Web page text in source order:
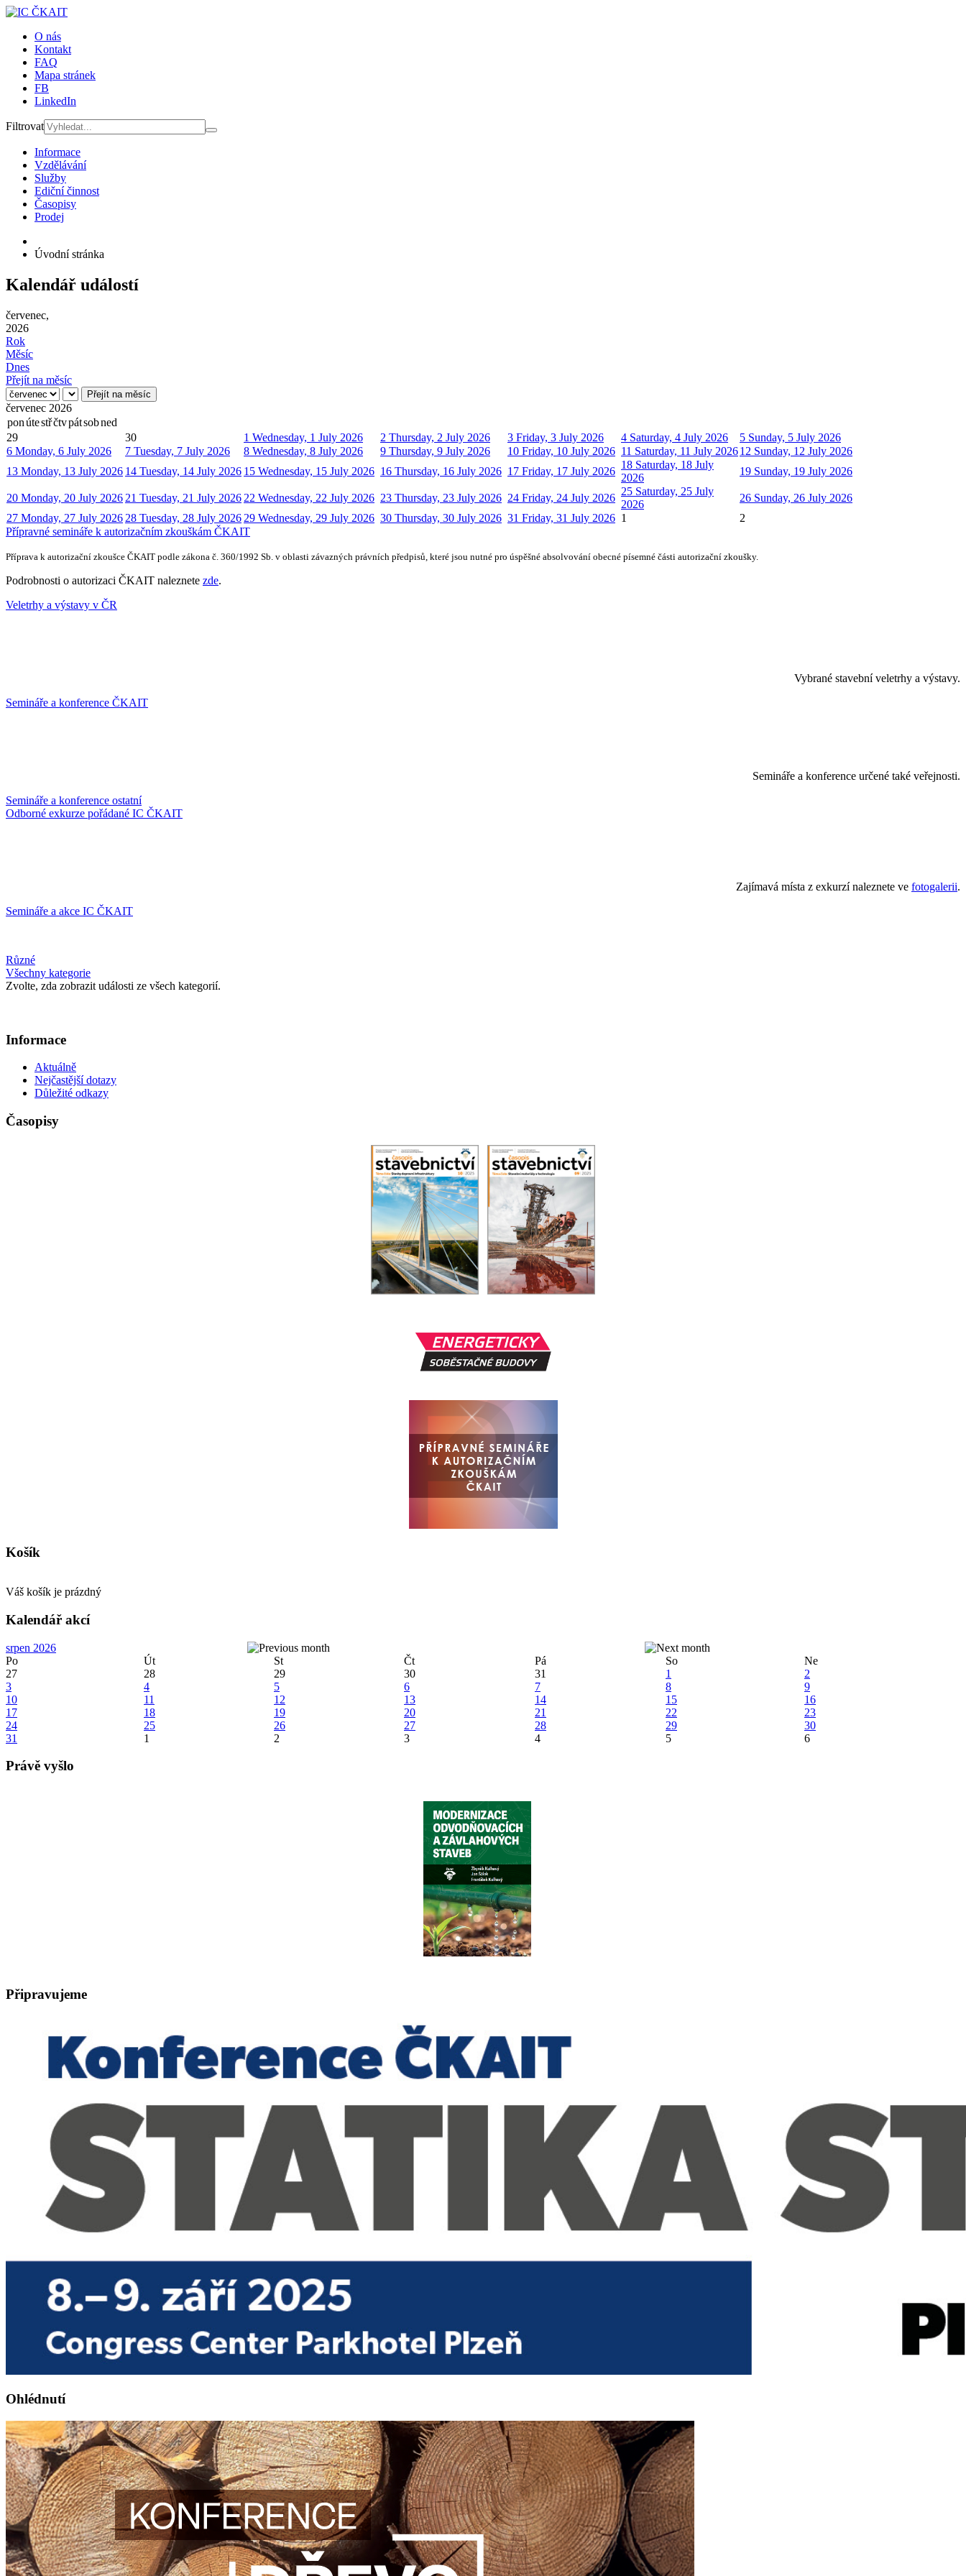
O nás
Kontakt
FAQ
Mapa stránek
FB
LinkedIn
Filtrovat
Informace
Vzdělávání
Služby
Ediční činnost
Časopisy
Prodej
Úvodní stránka
Kalendář událostí
červenec,
2026
Rok
Měsíc
Dnes
Přejít na měsíc
Přejít na měsíc
červenec 2026
ponútestřčtvpátsobned
29
30 1 Wednesday, 1 July 2026 2 Thursday, 2 July 2026 3 Friday, 3 July 2026 4 Saturday, 4 July 2026 5 Sunday, 5 July 2026
6 Monday, 6 July 2026 7 Tuesday, 7 July 2026 8 Wednesday, 8 July 2026 9 Thursday, 9 July 2026 10 Friday, 10 July 2026 11 Saturday, 11 July 202612 Sunday, 12 July 2026
13 Monday, 13 July 2026 14 Tuesday, 14 July 2026 15 Wednesday, 15 July 2026 16 Thursday, 16 July 2026 17 Friday, 17 July 2026
18 Saturday, 18 July
2026
19 Sunday, 19 July 2026
20 Monday, 20 July 2026 21 Tuesday, 21 July 2026 22 Wednesday, 22 July 2026 23 Thursday, 23 July 2026 24 Friday, 24 July 2026
25 Saturday, 25 July
2026
26 Sunday, 26 July 2026
27 Monday, 27 July 2026 28 Tuesday, 28 July 2026 29 Wednesday, 29 July 2026 30 Thursday, 30 July 2026 31 Friday, 31 July 2026 1
2
Přípravné semináře k autorizačním zkouškám ČKAIT
Příprava k autorizační zkoušce ČKAIT podle zákona č. 360/1992 Sb. v oblasti závazných právních předpisů, které jsou nutné pro úspěšné absolvování obecné písemné části autorizační zkoušky.
Podrobnosti o autorizaci ČKAIT naleznete zde.
Veletrhy a výstavy v ČR
Vybrané stavební veletrhy a výstavy.
Semináře a konference ČKAIT
Semináře a konference určené také veřejnosti.
Semináře a konference ostatní
Odborné exkurze pořádané IC ČKAIT
Zajímavá místa z exkurzí naleznete ve fotogalerii.
Semináře a akce IC ČKAIT
Různé
Všechny kategorie
Zvolte, zda zobrazit události ze všech kategorií.
Informace
Aktuálně
Nejčastější dotazy
Důležité odkazy
Časopisy
Košík
Váš košík je prázdný
Kalendář akcí
srpen 2026
Po
Út St Čt Pá So
Ne
27
28 29 30 31 1
2
3
4 5 6 7 8
9
10
11 12 13 14 15
16
17
18 19 20 21 22
23
24
25 26 27 28 29
30
31
1 2 3 4 5 6
Právě vyšlo
Připravujeme
Ohlédnutí